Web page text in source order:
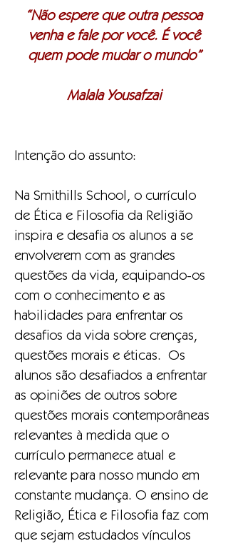
“Não espere que outra pessoa
venha e fale por você. É você
quem pode mudar o mundo”
Malala Yousafzai
Intenção do assunto:
Na Smithills School, o currículo
de Ética e Filosofia da Religião
inspira e desafia os alunos a se
envolverem com as grandes
questões da vida, equipando-os
com o conhecimento e as
habilidades para enfrentar os
desafios da vida sobre crenças,
questões morais e éticas. Os
alunos são desafiados a enfrentar
as opiniões de outros sobre
questões morais contemporâneas
relevantes à medida que o
currículo permanece atual e
relevante para nosso mundo em
constante mudança. O ensino de
Religião, Ética e Filosofia faz com
que sejam estudados vínculos